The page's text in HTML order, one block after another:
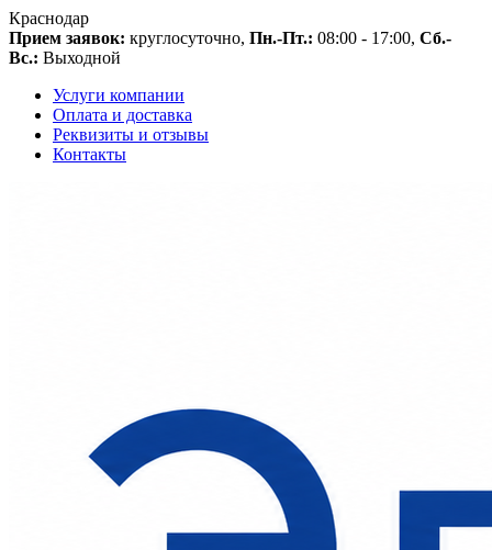
Краснодар
Прием заявок: круглосуточно, Пн.-Пт.: 08:00 - 17:00, Сб.-
Вс.: Выходной
Услуги компании
Оплата и доставка
Реквизиты и отзывы
Контакты